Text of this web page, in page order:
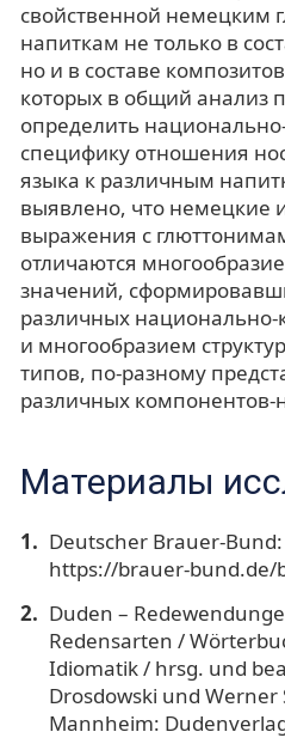
свойственной немецким
напиткам не только в
но и в составе
которых в общий анализ
определить
специфику отношения
языка к различным
выявлено, что немецкие
выражения с
отличаются
значений,
различных национально-
и многообразием
типов, по-разному
различных компонентов-
Материалы
Deutscher Brauer-
https://brauer-
Duden –
Redensarten /
Idiomatik / hrsg. und
Drosdowski und Werner
Mannheim: